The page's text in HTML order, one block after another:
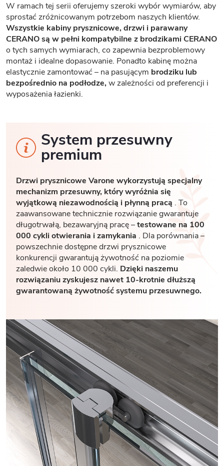
W ramach tej serii oferujemy szeroki wybór wymiarów, aby
sprostać zróżnicowanym potrzebom naszych klientów.
Wszystkie kabiny prysznicowe, drzwi i parawany
CERANO są w pełni kompatybilne z brodzikami CERANO
o tych samych wymiarach, co zapewnia bezproblemowy
montaż i idealne dopasowanie. Ponadto kabinę można
elastycznie zamontować – na pasującym brodziku lub
bezpośrednio na podłodze,w zależności od preferencji i
wyposażenia łazienki.
System przesuwny
premium
Drzwi prysznicowe Varone wykorzystują specjalny
mechanizm przesuwny, który wyróżnia się
wyjątkową niezawodnością i płynną pracą . To
zaawansowane technicznie rozwiązanie gwarantuje
długotrwałą, bezawaryjną pracę –testowane na 100
000 cykli otwierania i zamykania . Dla porównania –
powszechnie dostępne drzwi prysznicowe
konkurencji gwarantują żywotność na poziomie
zaledwie około 10 000 cykli. Dzięki naszemu
rozwiązaniu zyskujesz nawet 10-krotnie dłuższą
gwarantowaną żywotność systemu przesuwnego.